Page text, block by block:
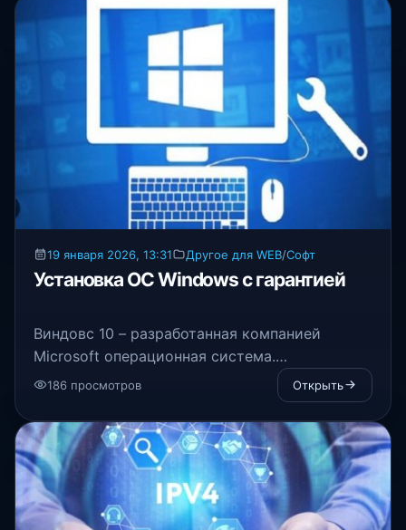
19 января 2026, 13:31 Другое для WEB/Софт
Установка ОС Windows с гарантией
Виндовс 10 – разработанная компанией
Microsoft операционная система.
Устанавливается на персональные
186 просмотров Открыть